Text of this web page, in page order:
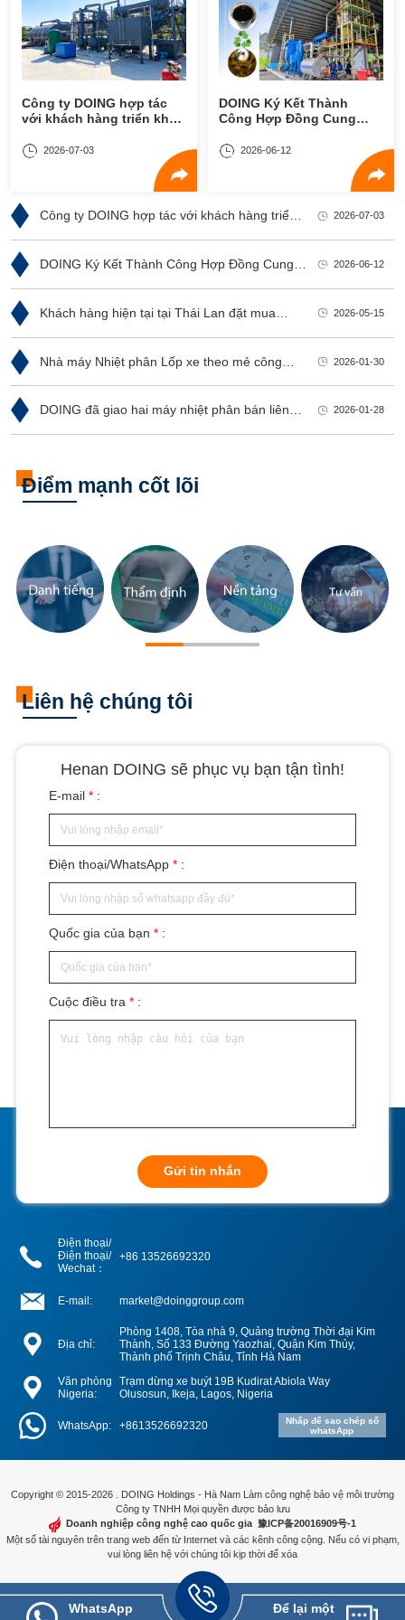
Công ty DOING hợp tác
với khách hàng triển khai
nhiệt phân lốp xe phế thải
2026-07-03
DOING Ký Kết Thành
Công Hợp Đồng Cung
Xe Thành Dầu Diesel Cho
2026-06-12
Công ty DOING hợp tác với khách hàng triển
2026-07-03
DOING Ký Kết Thành Công Hợp Đồng Cung
2026-06-12
Khách hàng hiện tại tại Thái Lan đặt mua
2026-05-15
Nhà máy Nhiệt phân Lốp xe theo mẻ công
2026-01-30
DOING đã giao hai máy nhiệt phân bán liên
2026-01-28
Điểm mạnh cốt lõi
Liên hệ chúng tôi
Henan DOING sẽ phục vụ bạn tận tình!
E-mail* :
Điện thoại/WhatsApp* :
Quốc gia của bạn * :
Cuộc điều tra* :
Gửi tin nhắn
Điện thoại/
Điện thoại/
Wechat：
+86 13526692320
E-mail: market@doinggroup.com
Địa chỉ:
Phòng 1408, Tòa nhà 9, Quảng trường Thời đại Kim
Thành, Số 133 Đường Yaozhai, Quận Kim Thủy,
Thành phố Trịnh Châu, Tỉnh Hà Nam
Văn phòng
Nigeria:
Trạm dừng xe buýt 19B Kudirat Abiola Way
Olusosun, Ikeja, Lagos, Nigeria
WhatsApp: +8613526692320
Nhấp để sao chép số
whatsApp
Copyright © 2015-2026 . DOING Holdings - Hà Nam Làm công nghệ bảo vệ môi trường
Công ty TNHH Mọi quyền được bảo lưu
Doanh nghiệp công nghệ cao quốc gia豫ICP备20016909号-1
Một số tài nguyên trên trang web đến từ Internet và các kênh công cộng. Nếu có vi phạm,
vui lòng liên hệ với chúng tôi kịp thời để xóa
WhatsApp Để lại một